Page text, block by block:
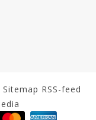
Sitemap RSS-feed